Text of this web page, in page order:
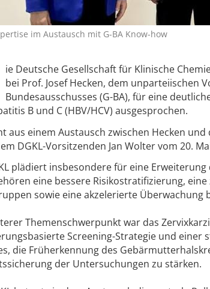
im Austausch mit G-BA Know-how
ie Deutsche Gesellschaft für Klinische
bei Prof. Josef Hecken, dem unparteiischen
Bundesausschusses (G-BA), für eine
B und C (HBV/HCV) ausgesprochen.
aus einem Austausch zwischen Hecken
DGKL-Vorsitzenden Jan Wolter vom 20.
plädiert insbesondere für eine
eine bessere Risikostratifizierung,
sowie eine akzelerierte Überwachung
Themenschwerpunkt war das
Screening-Strategie und einer
die Früherkennung des
der Untersuchungen zu stärken.